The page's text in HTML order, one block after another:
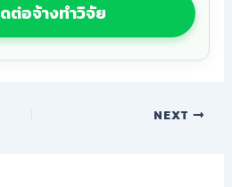
ต่อจ้างทำวิจัย
NEXT